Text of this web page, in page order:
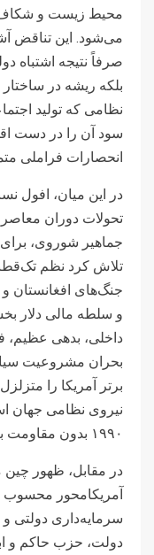
محیط زیست و شکاف
می‌شود. این تناقض
صرفاً نتیجه اشتباه
بلکه ریشه در
نظامی که تولید
سود آن را در دست
انحصارات فراملی
در این میان، افول
تحولات دوران
جماهیر شوروی،
تلاش کرد نظم
جنگ‌های افغانستان
و سلطه مالی دلار
داخلی، بدهی
بحران مشروعیت
برتر آمریکا را
نیروی نظامی جهان
۱۹۹۰ بدون مقاومت بر جهان فرمان براند.
در مقابل، ظهور
آمریکامحور
سرمایه‌داری دولتی
دولت، حزب حاکم و